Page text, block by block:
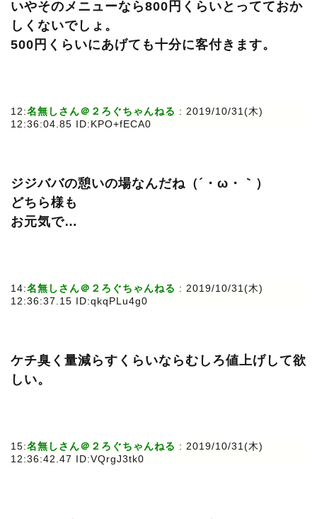
いやそのメニューなら800円くらいとってておか
しくないでしょ。
500円くらいにあげても十分に客付きます。
12:名無しさん＠２ろぐちゃんねる : 2019/10/31(木)
12:36:04.85 ID:KPO+fECA0
ジジババの憩いの場なんだね（´・ω・｀）
どちら様も
お元気で…
14:名無しさん＠２ろぐちゃんねる : 2019/10/31(木)
12:36:37.15 ID:qkqPLu4g0
ケチ臭く量減らすくらいならむしろ値上げして欲
しい。
15:名無しさん＠２ろぐちゃんねる : 2019/10/31(木)
12:36:42.47 ID:VQrgJ3tk0